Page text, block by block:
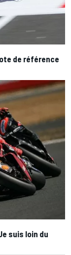
de référence
suis loin du